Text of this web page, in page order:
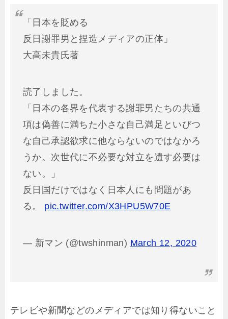
「日本を貶める
反日謝罪男と捏造メディアの正体」
大高未貴氏著
読了しました。
「日本の各界を代表する謝罪男たちの共通
項は偽善に満ちた小さな自己満足といびつ
な自己承認欲求に他ならないのではなかろ
うか。次世代に不必要な対立を遺す必要は
ない。」
反日国だけではなく日本人にも問題があ
る。 pic.twitter.com/X3HPU5W70E
— 新マン (@twshinman) March 12, 2020
テレビや新聞などのメディアでは知り得ないこと